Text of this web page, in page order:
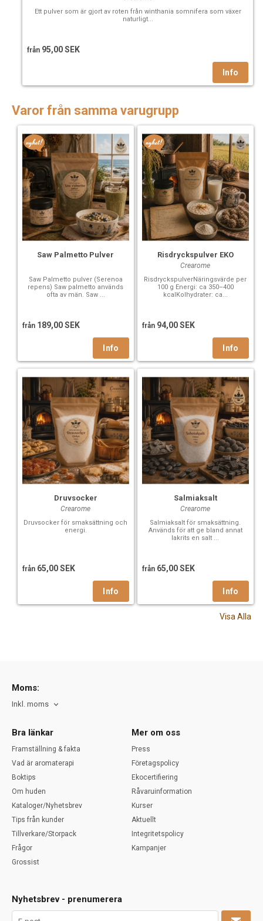
Ett pulver som är gjort av roten från winthania somnifera som växer
naturligt...
från 95,00 SEK
Varor från samma varugrupp
Saw Palmetto Pulver
Saw Palmetto pulver (Serenoa
repens) Saw palmetto används
ofta av män. Saw ...
från 189,00 SEK
Risdryckspulver EKO
Crearome
RisdryckspulverNäringsvärde per
100 g Energi: ca 350–400
kcalKolhydrater: ca...
från 94,00 SEK
Druvsocker
Crearome
Druvsocker för smaksättning och
energi.
från 65,00 SEK
Salmiaksalt
Crearome
Salmiaksalt för smaksättning.
Används för att ge bland annat
lakrits en salt ...
från 65,00 SEK
Visa Alla
Moms:
Inkl. moms
Bra länkar
Framställning & fakta
Vad är aromaterapi
Boktips
Om huden
Kataloger/Nyhetsbrev
Tips från kunder
Tillverkare/Storpack
Frågor
Grossist
Mer om oss
Press
Företagspolicy
Ekocertifiering
Råvaruinformation
Kurser
Aktuellt
Integritetspolicy
Kampanjer
Nyhetsbrev - prenumerera